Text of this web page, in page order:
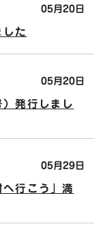
05月20日
た
05月20日
発行しまし
05月29日
行こう」満